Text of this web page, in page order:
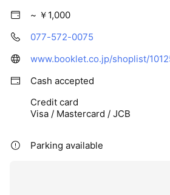
~ ￥1,000
077-572-0075
www.booklet.co.jp/shoplist/
Cash accepted
Credit card
Visa / Mastercard / JCB
Parking available